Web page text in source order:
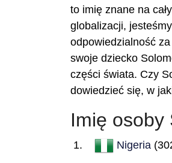
to imię znane na
globalizacji,
odpowiedzialność
swoje dziecko
części świata. Czy
dowiedzieć się, w
Imię osoby
Nigeria